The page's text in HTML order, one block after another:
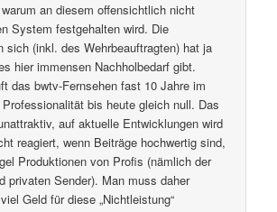
an diesem offensichtlich nicht
System festgehalten wird. Die
sich (inkl. des Wehrbeauftragten) hat ja
hier immensen Nachholbedarf gibt.
das bwtv-Fernsehen fast 10 Jahre im
bis heute gleich null. Das
auf aktuelle Entwicklungen wird
reagiert, wenn Beiträge hochwertig sind,
Produktionen von Profis (nämlich der
privaten Sender). Man muss daher
Geld für diese „Nichtleistung“